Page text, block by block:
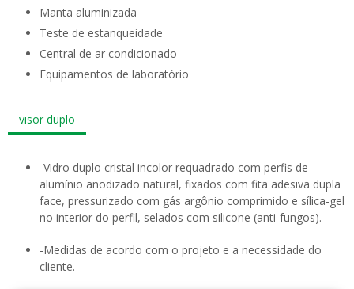
manta aluminizada
teste de estanqueidade
central de ar condicionado
equipamentos de laboratório
visor duplo
-Vidro duplo cristal incolor requadrado com perfis de
alumínio anodizado natural, fixados com fita adesiva dupla
face, pressurizado com gás argônio comprimido e sílica-gel
no interior do perfil, selados com silicone (anti-fungos).
-Medidas de acordo com o projeto e a necessidade do
cliente.